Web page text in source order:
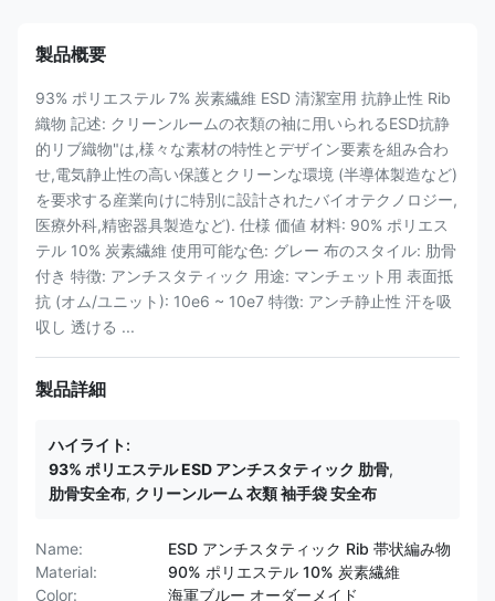
製品概要
93% ポリエステル 7% 炭素繊維 ESD 清潔室用 抗静止性 Rib
織物 記述: クリーンルームの衣類の袖に用いられるESD抗静
的リブ織物"は,様々な素材の特性とデザイン要素を組み合わ
せ,電気静止性の高い保護とクリーンな環境 (半導体製造など)
を要求する産業向けに特別に設計されたバイオテクノロジー,
医療外科,精密器具製造など). 仕様 価値 材料: 90% ポリエス
テル 10% 炭素繊維 使用可能な色: グレー 布のスタイル: 肋骨
付き 特徴: アンチスタティック 用途: マンチェット用 表面抵
抗 (オム/ユニット): 10e6 ~ 10e7 特徴: アンチ静止性 汗を吸
収し 透ける ...
製品詳細
ハイライト:
93% ポリエステル ESD アンチスタティック 肋骨,
肋骨安全布, クリーンルーム 衣類 袖手袋 安全布
Name:
ESD アンチスタティック Rib 帯状編み物
Material:
90% ポリエステル 10% 炭素繊維
Color:
海軍ブルー オーダーメイド